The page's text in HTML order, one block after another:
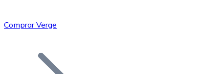
Bitcoin
Comprar Verge